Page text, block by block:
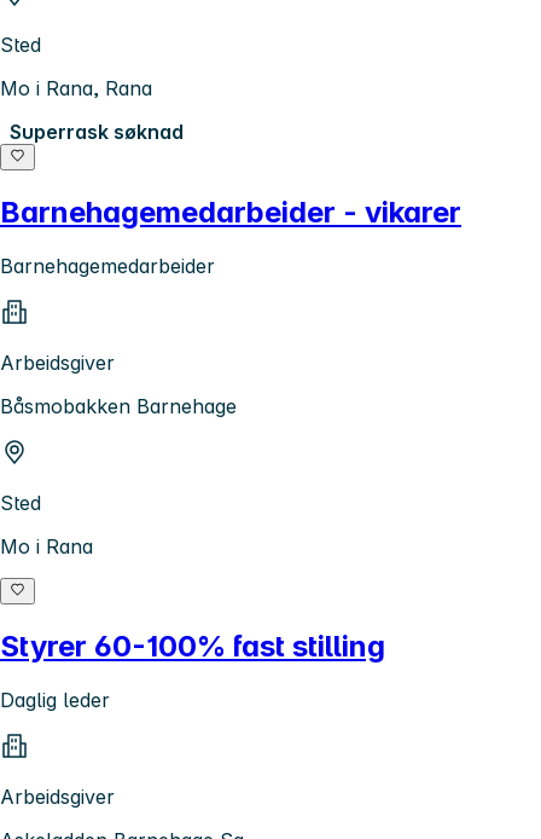
Sted
Mo i Rana, Rana
Superrask søknad
Barnehagemedarbeider - vikarer
Barnehagemedarbeider
Arbeidsgiver
Båsmobakken Barnehage
Sted
Mo i Rana
Styrer 60-100% fast stilling
Daglig leder
Arbeidsgiver